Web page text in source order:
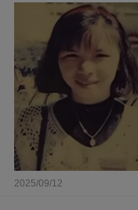
崩：真正的英雄不
2025/09/12